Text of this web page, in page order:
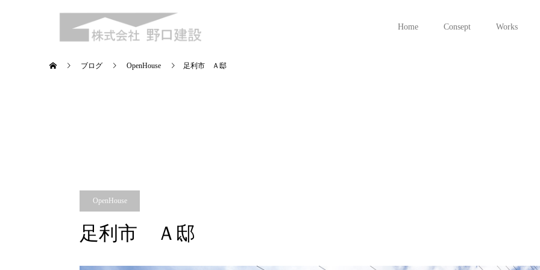
Home Consept Works
ブログ OpenHouse 足利市 Ａ邸
OpenHouse
足利市 Ａ邸